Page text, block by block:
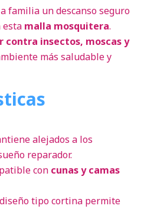
familia un descanso seguro
esta malla mosquitera.
contra insectos, moscas y
más saludable y
alejados a los
reparador.
con cunas y camas
tipo cortina permite